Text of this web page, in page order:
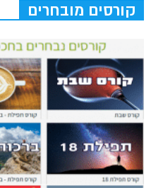
קורסים מובחרים